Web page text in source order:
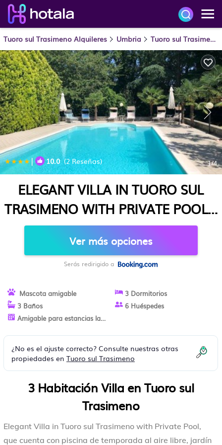
Tuoro sul Trasimeno Alquileres Umbria Tuoro sul Trasimeno
| 10.0(2 Reseñas) 1/4
ELEGANT VILLA IN TUORO SUL
TRASIMENO WITH PRIVATE POOL |
VILLA EN TUORO SUL TRASIMENO
Ver más opciones
Serás redirigido a
Mascota amigable
3 Dormitorios
3 Baños
6 Huéspedes
Amigable para estancias largas
¿No es el ajuste correcto? Consulte nuestras otras
propiedades en Tuoro sul Trasimeno
3 Habitación Villa en Tuoro sul
Trasimeno
Elegant Villa in Tuoro sul Trasimeno with Private Pool,
que cuenta con piscina de temporada al aire libre, jardín